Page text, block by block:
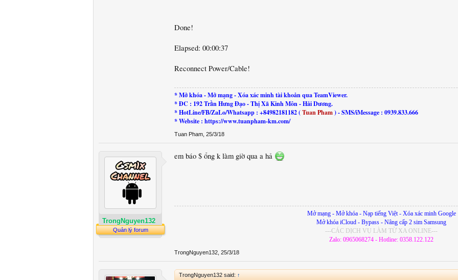
Done!
Elapsed: 00:00:37
Reconnect Power/Cable!
* Mở khóa - Mở mạng - Xóa xác minh tài khoản qua TeamViewer.
* ĐC : 192 Trần Hưng Đạo - Thị Xã Kinh Môn - Hải Dương.
* HotLine/FB/ZaLo/Whatsapp : +84982181182 (Tuan Pham) - SMS/iMessage : 0939.833.666
* Website : https://www.tuanpham-km.com/
Tuan Pham 25/3/18
TrongNguyen132
Quản lý forum
em báo $ ổng k làm giờ qua a hả
Mở mạng - Mở khóa - Nạp tiếng Việt - Xóa xác minh Google
Mở khóa iCloud - Bypass - Nâng cấp 2 sim Samsung
---CÁC DỊCH VỤ LÀM TỪ XA ONLINE---
Zalo: 0965068274 - Hotline: 0358.122.122
TrongNguyen132 25/3/18
TrongNguyen132 said: ↑